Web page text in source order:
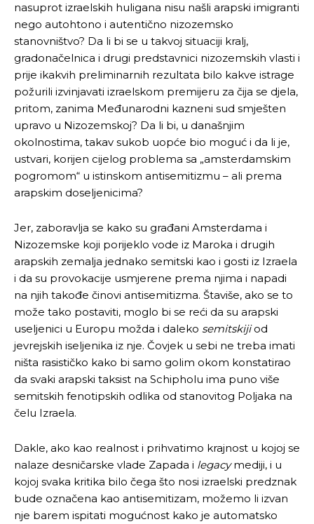
nasuprot izraelskih huligana nisu našli arapski imigranti
nego autohtono i autentično nizozemsko
stanovništvo? Da li bi se u takvoj situaciji kralj,
gradonačelnica i drugi predstavnici nizozemskih vlasti i
prije ikakvih preliminarnih rezultata bilo kakve istrage
požurili izvinjavati izraelskom premijeru za čija se djela,
pritom, zanima Međunarodni kazneni sud smješten
upravo u Nizozemskoj? Da li bi, u današnjim
okolnostima, takav sukob uopće bio moguć i da li je,
ustvari, korijen cijelog problema sa „amsterdamskim
pogromom“ u istinskom antisemitizmu – ali prema
arapskim doseljenicima?
Jer, zaboravlja se kako su građani Amsterdama i
Nizozemske koji porijeklo vode iz Maroka i drugih
arapskih zemalja jednako semitski kao i gosti iz Izraela
i da su provokacije usmjerene prema njima i napadi
na njih takođe činovi antisemitizma. Štaviše, ako se to
može tako postaviti, moglo bi se reći da su arapski
useljenici u Europu možda i daleko semitskijiod
jevrejskih iseljenika iz nje. Čovjek u sebi ne treba imati
ništa rasističko kako bi samo golim okom konstatirao
da svaki arapski taksist na Schipholu ima puno više
semitskih fenotipskih odlika od stanovitog Poljaka na
čelu Izraela.
Dakle, ako kao realnost i prihvatimo krajnost u kojoj se
nalaze desničarske vlade Zapada i legacymediji, i u
kojoj svaka kritika bilo čega što nosi izraelski predznak
bude označena kao antisemitizam, možemo li izvan
nje barem ispitati mogućnost kako je automatsko